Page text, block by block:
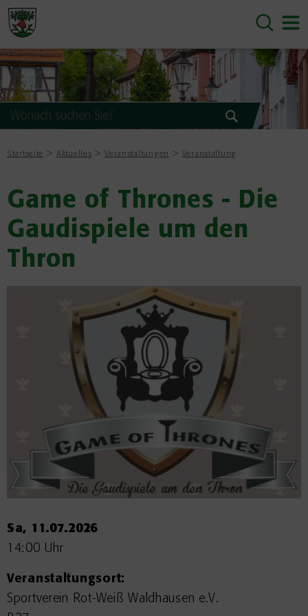
Startseite Aktuelles Veranstaltungen Veranstaltung
Game of Thrones - Die
Gaudispiele um den
Thron
Sa, 11.07.2026
14:00 Uhr
Veranstaltungsort:
Sportverein Rot-Weiß Waldhausen e.V.